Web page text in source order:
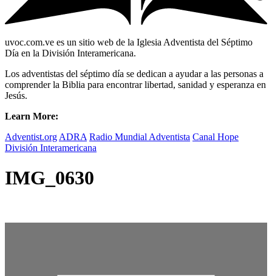
uvoc.com.ve es un sitio web de la Iglesia Adventista del Séptimo
Día en la División Interamericana.
Los adventistas del séptimo día se dedican a ayudar a las personas a
comprender la Biblia para encontrar libertad, sanidad y esperanza en
Jesús.
Learn More:
Adventist.org ADRA Radio Mundial Adventista Canal Hope
División Interamericana
IMG_0630